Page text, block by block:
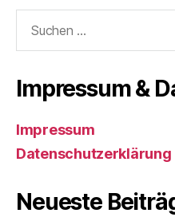
nach:
Impressum &
Impressum
Datenschutzerklärung
Neueste